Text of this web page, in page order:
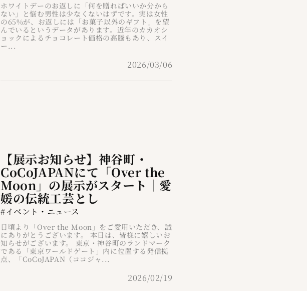
ホワイトデーのお返しに「何を贈ればいいか分から
ない」と悩む男性は少なくないはずです。実は女性
の65%が、お返しには「お菓子以外のギフト」を望
んでいるというデータがあります。近年のカカオシ
ョックによるチョコレート価格の高騰もあり、スイ
ー...
2026/03/06
【展示お知らせ】神谷町・
CoCoJAPANにて「Over the
Moon」の展示がスタート｜愛
媛の伝統工芸とし
#イベント・ニュース
日頃より「Over the Moon」をご愛用いただき、誠
にありがとうございます。 本日は、皆様に嬉しいお
知らせがございます。 東京・神谷町のランドマーク
である「東京ワールドゲート」内に位置する発信拠
点、「CoCoJAPAN（ココジャ...
2026/02/19